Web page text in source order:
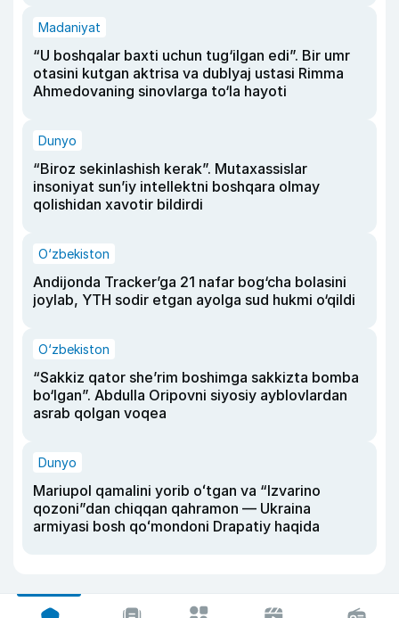
Madaniyat
“U boshqalar baxti uchun tug‘ilgan edi”. Bir umr
otasini kutgan aktrisa va dublyaj ustasi Rimma
Ahmedovaning sinovlarga to‘la hayoti
Dunyo
“Biroz sekinlashish kerak”. Mutaxassislar
insoniyat sun’iy intellektni boshqara olmay
qolishidan xavotir bildirdi
O‘zbekiston
Andijonda Tracker’ga 21 nafar bog‘cha bolasini
joylab, YTH sodir etgan ayolga sud hukmi o‘qildi
O‘zbekiston
“Sakkiz qator she’rim boshimga sakkizta bomba
bo‘lgan”. Abdulla Oripovni siyosiy ayblovlardan
asrab qolgan voqea
Dunyo
Mariupol qamalini yorib oʻtgan va “Izvarino
qozoni”dan chiqqan qahramon — Ukraina
armiyasi bosh qoʻmondoni Drapatiy haqida